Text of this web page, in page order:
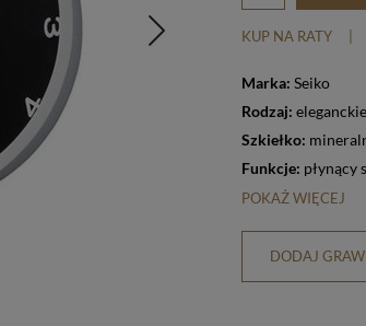
KUP NA RATY
Marka: Seiko
Rodzaj: eleganckie
Szkiełko:
Funkcje: płynący
POKAŻ WIĘCEJ
DODAJ